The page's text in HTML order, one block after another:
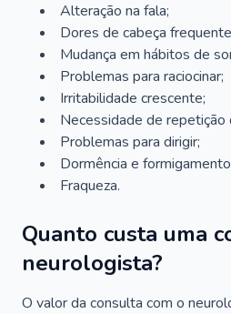
Alteração na fala;
Dores de cabeça
Mudança em hábitos de
Problemas para raciocinar;
Irritabilidade crescente;
Necessidade de repetição
Problemas para dirigir;
Dormência e
Fraqueza.
Quanto custa uma
neurologista?
O valor da consulta com o